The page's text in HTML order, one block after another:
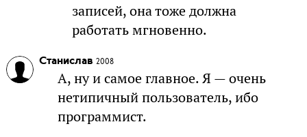
записей, она тоже должна
работать мгновенно.
Станислав 2008
А, ну и самое главное. Я — очень
нетипичный пользователь, ибо
программист.